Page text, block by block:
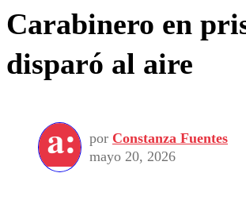
Carabinero en
disparó al aire
por Constanza Fuentes
mayo 20, 2026